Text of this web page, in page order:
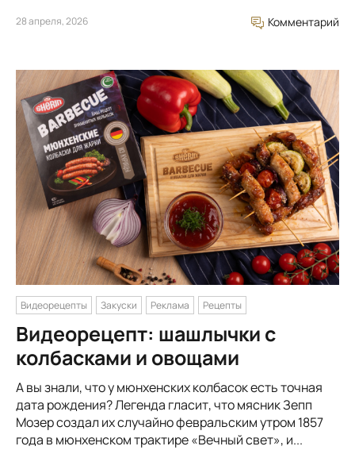
28 апреля, 2026 Комментарий
Видеорецепты Закуски Реклама Рецепты
Видеорецепт: шашлычки с
колбасками и овощами
А вы знали, что у мюнхенских колбасок есть точная
дата рождения? Легенда гласит, что мясник Зепп
Мозер создал их случайно февральским утром 1857
года в мюнхенском трактире «Вечный свет», и...